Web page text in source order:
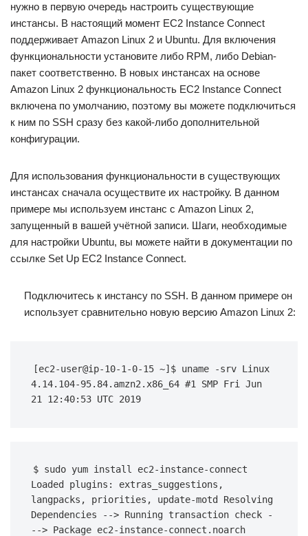
нужно в первую очередь настроить существующие
инстансы. В настоящий момент EC2 Instance Connect
поддерживает Amazon Linux 2 и Ubuntu. Для включения
функциональности установите либо RPM, либо Debian-
пакет соответственно. В новых инстансах на основе
Amazon Linux 2 функциональность EC2 Instance Connect
включена по умолчанию, поэтому вы можете подключиться
к ним по SSH сразу без какой-либо дополнительной
конфигурации.
Для использования функциональности в существующих
инстансах сначала осуществите их настройку. В данном
примере мы используем инстанс с Amazon Linux 2,
запущенный в вашей учётной записи. Шаги, необходимые
для настройки Ubuntu, вы можете найти в документации по
ссылке Set Up EC2 Instance Connect.
Подключитесь к инстансу по SSH. В данном примере он
использует сравнительно новую версию Amazon Linux 2:
[ec2-user@ip-10-1-0-15 ~]$ uname -srv Linux
4.14.104-95.84.amzn2.x86_64 #1 SMP Fri Jun
21 12:40:53 UTC 2019
$ sudo yum install ec2-instance-connect
Loaded plugins: extras_suggestions,
langpacks, priorities, update-motd Resolving
Dependencies --> Running transaction check -
--> Package ec2-instance-connect.noarch